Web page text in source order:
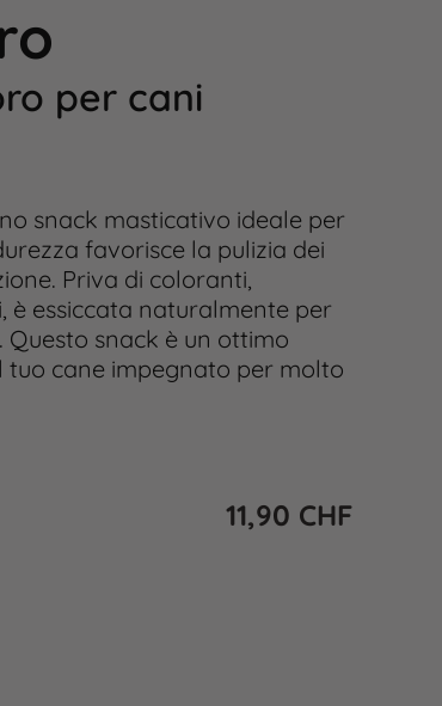
per cani
snack masticativo ideale per
favorisce la pulizia dei
Priva di coloranti,
è essiccata naturalmente per
snack è un ottimo
tuo cane impegnato per molto
11,90 CHF